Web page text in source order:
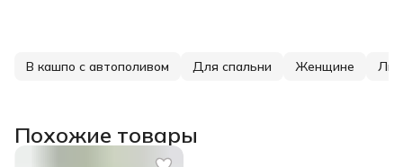
В кашпо с автополивом Для спальни Женщине
Похожие товары